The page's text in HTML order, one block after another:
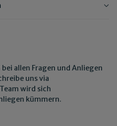
allen Fragen und Anliegen
uns via
wird sich
kümmern.